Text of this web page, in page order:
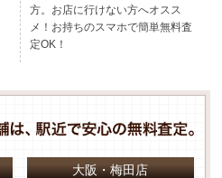
方。お店に行けない方へオスス
メ！お持ちのスマホで簡単無料査
定OK！
大阪・梅田店